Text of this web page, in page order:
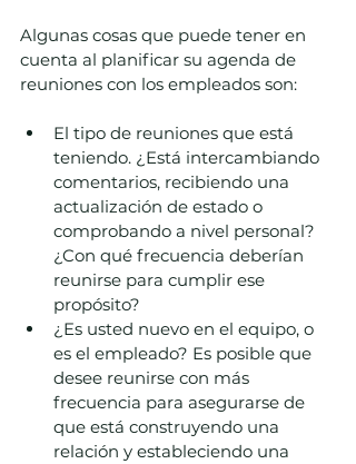
Algunas cosas que puede tener en
cuenta al planificar su agenda de
reuniones con los empleados son:
El tipo de reuniones que está
teniendo. ¿Está intercambiando
comentarios, recibiendo una
actualización de estado o
comprobando a nivel personal?
¿Con qué frecuencia deberían
reunirse para cumplir ese
propósito?
¿Es usted nuevo en el equipo, o
es el empleado? Es posible que
desee reunirse con más
frecuencia para asegurarse de
que está construyendo una
relación y estableciendo una